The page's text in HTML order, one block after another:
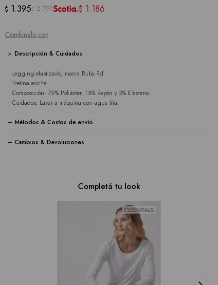
$ 1.395$ 2.790 $ 1.186
Combinalo con
Descripción & Cuidados
Legging elastizada, marca Ruby Rd.
Pretina ancha.
Composición: 79% Poliéster, 18% Rayón y 3% Elastano.
Cuidados: Lavar a máquina con agua fría.
Métodos & Costos de envío
Cambios & Devoluciones
Completá tu look